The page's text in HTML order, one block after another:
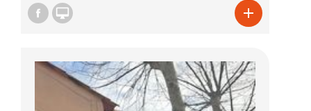
 